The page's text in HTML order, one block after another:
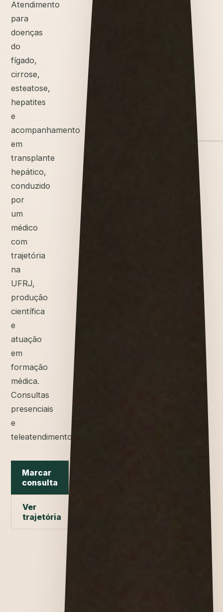
Atendimento
para
doenças
do
fígado,
cirrose,
esteatose,
hepatites
e
acompanhamento
em
transplante
hepático,
conduzido
por
um
médico
com
trajetória
na
UFRJ,
produção
científica
e
atuação
em
formação
médica.
Consultas
presenciais
e
teleatendimento.
Marcar
consulta
Ver
trajetória